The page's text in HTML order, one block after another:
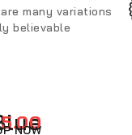
many variations
believable.
NOW